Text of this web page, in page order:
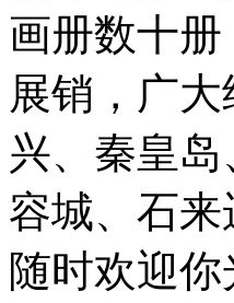
画册数十
展销，广
兴、秦皇
容城、石
随时欢迎